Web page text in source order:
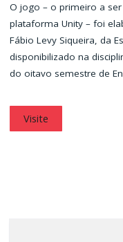
O jogo – o primeiro a
plataforma Unity – foi
Fábio Levy Siqueira, da
disponibilizado na
do oitavo semestre de
Visite